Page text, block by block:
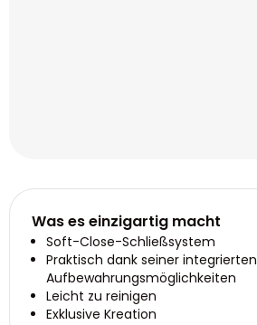
Was es einzigartig macht
Soft-Close-Schließsystem
Praktisch dank seiner integrierten
Aufbewahrungsmöglichkeiten
Leicht zu reinigen
Exklusive Kreation